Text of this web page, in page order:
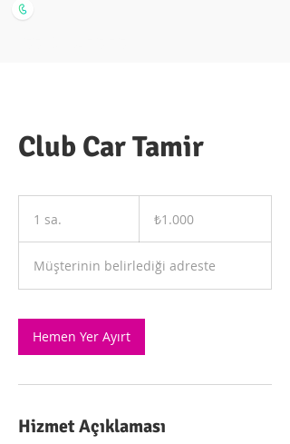
Club Car Tamir
1 sa.
Türk
lirası₺1.000
Müşterinin belirlediği adreste
Hemen Yer Ayırt
Hizmet Açıklaması